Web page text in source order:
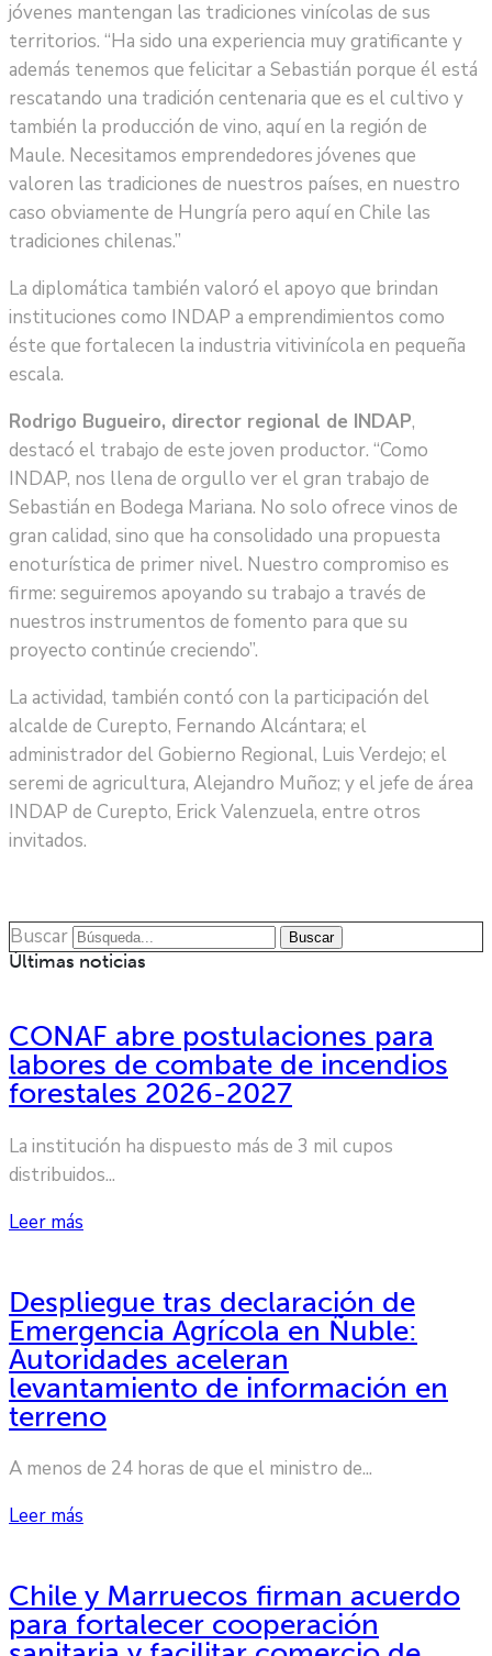
jóvenes mantengan las tradiciones vinícolas de sus
territorios. “Ha sido una experiencia muy gratificante y
además tenemos que felicitar a Sebastián porque él está
rescatando una tradición centenaria que es el cultivo y
también la producción de vino, aquí en la región de
Maule. Necesitamos emprendedores jóvenes que
valoren las tradiciones de nuestros países, en nuestro
caso obviamente de Hungría pero aquí en Chile las
tradiciones chilenas.”
La diplomática también valoró el apoyo que brindan
instituciones como INDAP a emprendimientos como
éste que fortalecen la industria vitivinícola en pequeña
escala.
Rodrigo Bugueiro, director regional de INDAP,
destacó el trabajo de este joven productor. “Como
INDAP, nos llena de orgullo ver el gran trabajo de
Sebastián en Bodega Mariana. No solo ofrece vinos de
gran calidad, sino que ha consolidado una propuesta
enoturística de primer nivel. Nuestro compromiso es
firme: seguiremos apoyando su trabajo a través de
nuestros instrumentos de fomento para que su
proyecto continúe creciendo”.
La actividad, también contó con la participación del
alcalde de Curepto, Fernando Alcántara; el
administrador del Gobierno Regional, Luis Verdejo; el
seremi de agricultura, Alejandro Muñoz; y el jefe de área
INDAP de Curepto, Erick Valenzuela, entre otros
invitados.
Buscar Buscar
Últimas noticias
CONAF abre postulaciones para
labores de combate de incendios
forestales 2026-2027
La institución ha dispuesto más de 3 mil cupos
distribuidos...
Leer más
Despliegue tras declaración de
Emergencia Agrícola en Ñuble:
Autoridades aceleran
levantamiento de información en
terreno
A menos de 24 horas de que el ministro de...
Leer más
Chile y Marruecos firman acuerdo
para fortalecer cooperación